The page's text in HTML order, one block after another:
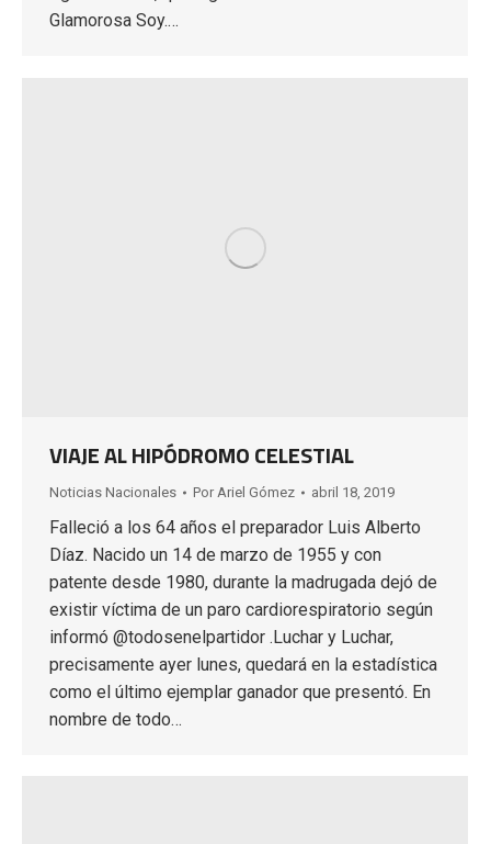
Glamorosa Soy.…
VIAJE AL HIPÓDROMO CELESTIAL
Noticias Nacionales Por Ariel Gómez abril 18, 2019
Falleció a los 64 años el preparador Luis Alberto
Díaz. Nacido un 14 de marzo de 1955 y con
patente desde 1980, durante la madrugada dejó de
existir víctima de un paro cardiorespiratorio según
informó @todosenelpartidor .Luchar y Luchar,
precisamente ayer lunes, quedará en la estadística
como el último ejemplar ganador que presentó. En
nombre de todo…